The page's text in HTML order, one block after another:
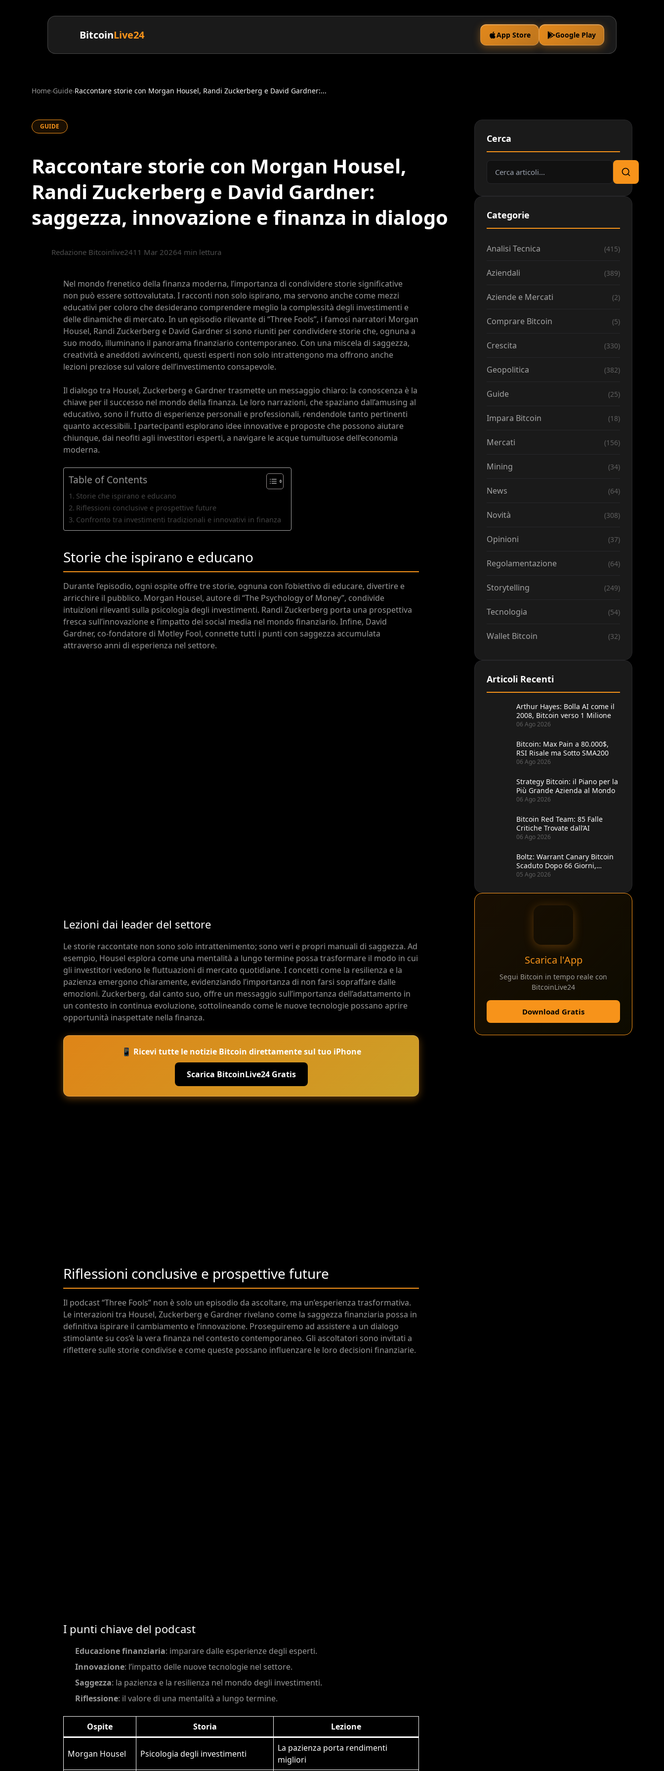
BitcoinLive24 App Store Google Play
Home›Guide›Raccontare storie con Morgan Housel, Randi Zuckerberg e David Gardner:...
GUIDE
Raccontare storie con Morgan Housel,
Randi Zuckerberg e David Gardner:
saggezza, innovazione e finanza in dialogo
Redazione Bitcoinlive2411 Mar 20264 min lettura
Nel mondo frenetico della finanza moderna, l’importanza di condividere storie significative
non può essere sottovalutata. I racconti non solo ispirano, ma servono anche come mezzi
educativi per coloro che desiderano comprendere meglio la complessità degli investimenti e
delle dinamiche di mercato. In un episodio rilevante di “Three Fools”, i famosi narratori Morgan
Housel, Randi Zuckerberg e David Gardner si sono riuniti per condividere storie che, ognuna a
suo modo, illuminano il panorama finanziario contemporaneo. Con una miscela di saggezza,
creatività e aneddoti avvincenti, questi esperti non solo intrattengono ma offrono anche
lezioni preziose sul valore dell’investimento consapevole.
Il dialogo tra Housel, Zuckerberg e Gardner trasmette un messaggio chiaro: la conoscenza è la
chiave per il successo nel mondo della finanza. Le loro narrazioni, che spaziano dall’amusing al
educativo, sono il frutto di esperienze personali e professionali, rendendole tanto pertinenti
quanto accessibili. I partecipanti esplorano idee innovative e proposte che possono aiutare
chiunque, dai neofiti agli investitori esperti, a navigare le acque tumultuose dell’economia
moderna.
Table of Contents
Storie che ispirano e educano
Riflessioni conclusive e prospettive future
Confronto tra investimenti tradizionali e innovativi in finanza
Storie che ispirano e educano
Durante l’episodio, ogni ospite offre tre storie, ognuna con l’obiettivo di educare, divertire e
arricchire il pubblico. Morgan Housel, autore di “The Psychology of Money”, condivide
intuizioni rilevanti sulla psicologia degli investimenti. Randi Zuckerberg porta una prospettiva
fresca sull’innovazione e l’impatto dei social media nel mondo finanziario. Infine, David
Gardner, co-fondatore di Motley Fool, connette tutti i punti con saggezza accumulata
attraverso anni di esperienza nel settore.
Lezioni dai leader del settore
Le storie raccontate non sono solo intrattenimento; sono veri e propri manuali di saggezza. Ad
esempio, Housel esplora come una mentalità a lungo termine possa trasformare il modo in cui
gli investitori vedono le fluttuazioni di mercato quotidiane. I concetti come la resilienza e la
pazienza emergono chiaramente, evidenziando l’importanza di non farsi sopraffare dalle
emozioni. Zuckerberg, dal canto suo, offre un messaggio sull’importanza dell’adattamento in
un contesto in continua evoluzione, sottolineando come le nuove tecnologie possano aprire
opportunità inaspettate nella finanza.
📱 Ricevi tutte le notizie Bitcoin direttamente sul tuo iPhone
Scarica BitcoinLive24 Gratis
Riflessioni conclusive e prospettive future
Il podcast “Three Fools” non è solo un episodio da ascoltare, ma un’esperienza trasformativa.
Le interazioni tra Housel, Zuckerberg e Gardner rivelano come la saggezza finanziaria possa in
definitiva ispirare il cambiamento e l’innovazione. Proseguiremo ad assistere a un dialogo
stimolante su cos’è la vera finanza nel contesto contemporaneo. Gli ascoltatori sono invitati a
riflettere sulle storie condivise e come queste possano influenzare le loro decisioni finanziarie.
I punti chiave del podcast
Educazione finanziaria: imparare dalle esperienze degli esperti.
Innovazione: l’impatto delle nuove tecnologie nel settore.
Saggezza: la pazienza e la resilienza nel mondo degli investimenti.
Riflessione: il valore di una mentalità a lungo termine.
Ospite Storia Lezione
Morgan Housel Psicologia degli investimenti
La pazienza porta rendimenti
migliori
Cerca
Cerca:
Cerca
Categorie
Analisi Tecnica (415)
Aziendali (389)
Aziende e Mercati (2)
Comprare Bitcoin (5)
Crescita (330)
Geopolitica (382)
Guide (25)
Impara Bitcoin (18)
Mercati (156)
Mining (34)
News (64)
Novità (308)
Opinioni (37)
Regolamentazione (64)
Storytelling (249)
Tecnologia (54)
Wallet Bitcoin (32)
Articoli Recenti
Arthur Hayes: Bolla AI come il
2008, Bitcoin verso 1 Milione
06 Ago 2026
Bitcoin: Max Pain a 80.000$,
RSI Risale ma Sotto SMA200
06 Ago 2026
Strategy Bitcoin: il Piano per la
Più Grande Azienda al Mondo
06 Ago 2026
Bitcoin Red Team: 85 Falle
Critiche Trovate dall’AI
06 Ago 2026
Boltz: Warrant Canary Bitcoin
Scaduto Dopo 66 Giorni,
Record
05 Ago 2026
Scarica l'App
Segui Bitcoin in tempo reale con
BitcoinLive24
Download Gratis